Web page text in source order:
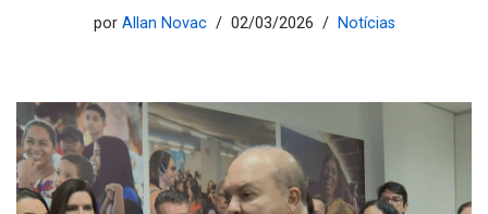
por Allan Novac 02/03/2026 Notícias